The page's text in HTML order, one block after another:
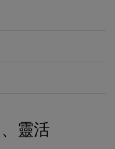
靈活